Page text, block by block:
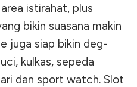
istirahat, plus
bikin suasana makin
juga siap bikin deg-
kulkas, sepeda
dan sport watch. Slot